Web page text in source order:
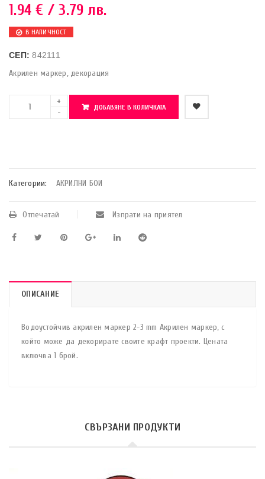
1.94€ / 3.79 лв.
В НАЛИЧНОСТ
СЕП:842111
Акрилен маркер, декорация
ДОБАВЯНЕ В КОЛИЧКАТА
Категории: АКРИЛНИ БОИ
Отпечатай Изпрати на приятел
ОПИСАНИЕ
Водоустойчив акрилен маркер 2-3 mm Акрилен маркер, с
който може да декорирате своите крафт проекти. Цената
включва 1 брой.
СВЪРЗАНИ ПРОДУКТИ